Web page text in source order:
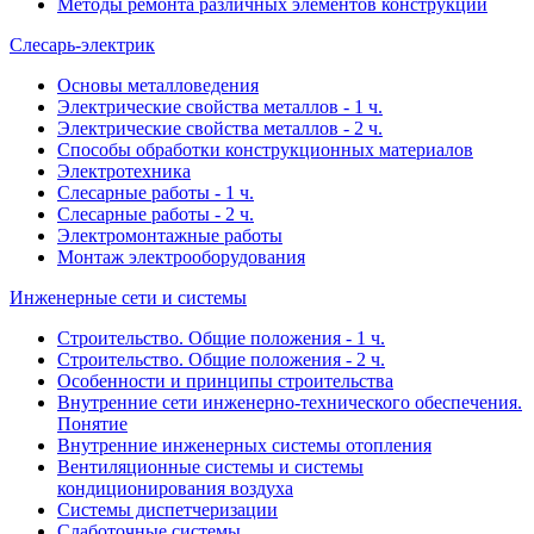
Методы ремонта различных элементов конструкций
Слесарь-электрик
Основы металловедения
Электрические свойства металлов - 1 ч.
Электрические свойства металлов - 2 ч.
Способы обработки конструкционных материалов
Электротехника
Слесарные работы - 1 ч.
Слесарные работы - 2 ч.
Электромонтажные работы
Монтаж электрооборудования
Инженерные сети и системы
Строительство. Общие положения - 1 ч.
Строительство. Общие положения - 2 ч.
Особенности и принципы строительства
Внутренние сети инженерно-технического обеспечения.
Понятие
Внутренние инженерных системы отопления
Вентиляционные системы и системы
кондиционирования воздуха
Системы диспетчеризации